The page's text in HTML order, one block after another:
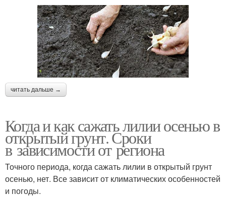
читать дальше →
Когда и как сажать лилии осенью в
открытый грунт. Сроки
в зависимости от региона
Точного периода, когда сажать лилии в открытый грунт
осенью, нет. Все зависит от климатических особенностей
и погоды.